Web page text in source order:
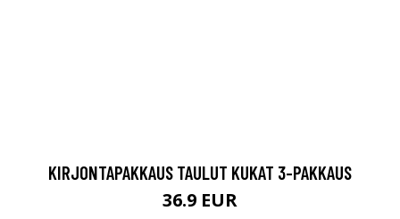
KIRJONTAPAKKAUS TAULUT KUKAT 3-PAKKAUS
36.9 EUR